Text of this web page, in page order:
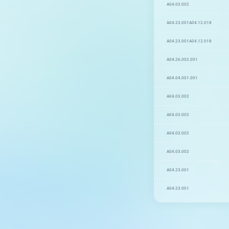
A04.03.002
A04.23.001 A04.12.018
A04.23.001 A04.12.018
A04.26.002.001
A04.04.001.001
A04.03.002
A04.03.002
A04.03.002
A04.03.002
A04.23.001
A04.23.001